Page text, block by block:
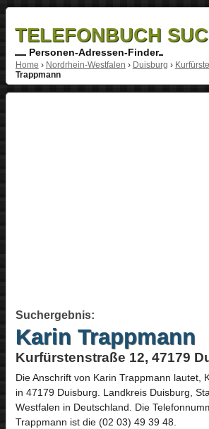
TELEFONBUCH
Personen-Adressen-Finder
Home › Nordrhein-Westfalen › Duisburg ›
Trappmann
Suchergebnis:
Karin Trappmann
Kurfürstenstraße 12, 47179
Die Anschrift von Karin Trappmann lautet,
in 47179 Duisburg. Landkreis Duisburg,
Westfalen in Deutschland. Die
Trappmann ist die (02 03) 49 39 48.